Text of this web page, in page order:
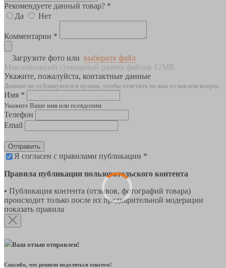
Рекомендуете данный товар? *
Да
Нет
Комментарии *
Загрузите фото или выберите файл
Максимальный суммарный размер файлов 12MB
Укажите, пожалуйста, контактные данные
Данные не публикуются и нужны, чтобы ответить на ваш отзыв или вопрос
Имя *
Укажите Ваше имя или псевдоним
Телефон
Email
Отправить
Я согласен с правилами публикации *
Правила публикации пользовательского контента
• Публикация контента (отзывов, фотографий товара)
происходит только после их предварительной модерации
показать правила
Ваш отзыв отправлен!
Спасибо, что решили поделиться опытом!